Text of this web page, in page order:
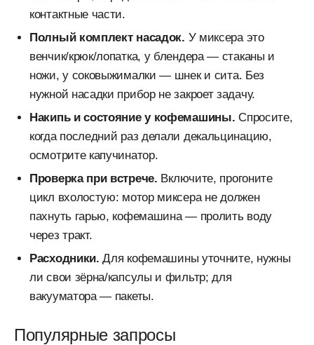
контактные части.
Полный комплект насадок. У миксера это
венчик/крюк/лопатка, у блендера — стаканы и
ножи, у соковыжималки — шнек и сита. Без
нужной насадки прибор не закроет задачу.
Накипь и состояние у кофемашины. Спросите,
когда последний раз делали декальцинацию,
осмотрите капучинатор.
Проверка при встрече. Включите, прогоните
цикл вхолостую: мотор миксера не должен
пахнуть гарью, кофемашина — пролить воду
через тракт.
Расходники. Для кофемашины уточните, нужны
ли свои зёрна/капсулы и фильтр; для
вакууматора — пакеты.
Популярные запросы